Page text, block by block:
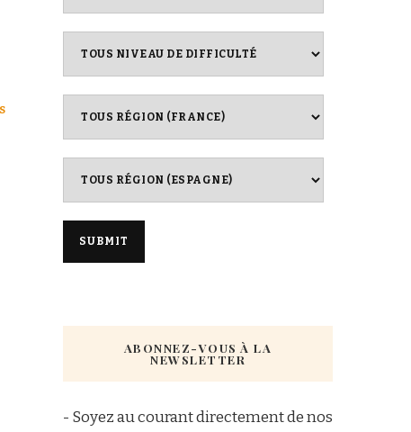
ABONNEZ-VOUS À LA
NEWSLETTER
- Soyez au courant directement de nos